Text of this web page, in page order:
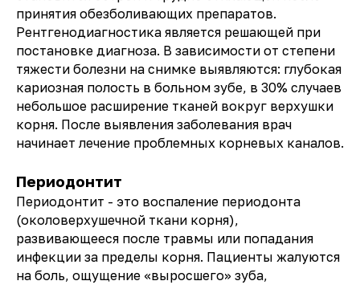
принятия обезболивающих препаратов.
Рентгенодиагностика является решающей при
постановке диагноза. В зависимости от степени
тяжести болезни на снимке выявляются: глубокая
кариозная полость в больном зубе, в 30% случаев
небольшое расширение тканей вокруг верхушки
корня. После выявления заболевания врач
начинает лечение проблемных корневых каналов.
Периодонтит
Периодонтит - это воспаление периодонта
(околоверхушечной ткани корня),
развивающееся после травмы или попадания
инфекции за пределы корня. Пациенты жалуются
на боль, ощущение «выросшего» зуба,